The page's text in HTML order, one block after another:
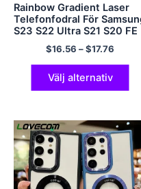
Rainbow Gradient Laser
Telefonfodral För
S23 S22 Ultra S21 S20 FE
Plus Note 20 A52 A53 A72
A32 A22 5G Hårt
genomskinligt lock
$16.56 –$17.76
Välj alternativ